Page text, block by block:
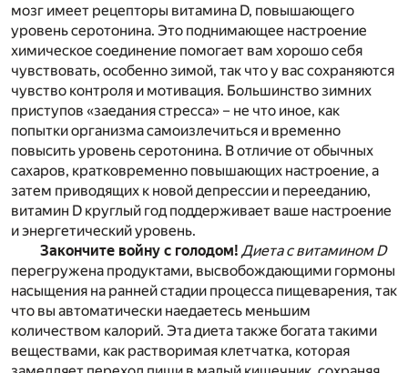
мозг имеет рецепторы витамина D, повышающего
уровень серотонина. Это поднимающее настроение
химическое соединение помогает вам хорошо себя
чувствовать, особенно зимой, так что у вас сохраняются
чувство контроля и мотивация. Большинство зимних
приступов «заедания стресса» – не что иное, как
попытки организма самоизлечиться и временно
повысить уровень серотонина. В отличие от обычных
сахаров, кратковременно повышающих настроение, а
затем приводящих к новой депрессии и перееданию,
витамин D круглый год поддерживает ваше настроение
и энергетический уровень.
Закончите войну с голодом! Диета с витамином D
перегружена продуктами, высвобождающими гормоны
насыщения на ранней стадии процесса пищеварения, так
что вы автоматически наедаетесь меньшим
количеством калорий. Эта диета также богата такими
веществами, как растворимая клетчатка, которая